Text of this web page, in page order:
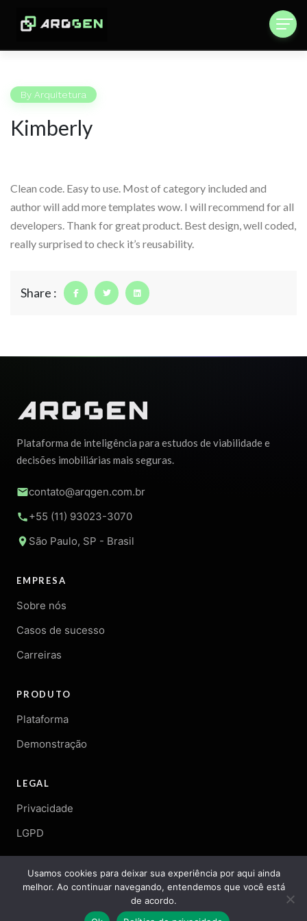
By Arquitetura
Kimberly
Clean code. Easy to use. Most of category included and
author will add more templates wow. I will recommend for all
developers. Thank for great product. Best design, well coded,
really surprised to check it’s reusability.
Share :
Plataforma de inteligência para estudos de viabilidade e
decisões imobiliárias mais seguras.
contato@arqgen.com.br
+55 (11) 93023-3070
São Paulo, SP - Brasil
EMPRESA
Sobre nós
Casos de sucesso
Carreiras
PRODUTO
Plataforma
Demonstração
LEGAL
Privacidade
LGPD
© 2026 Arqgen. Todos os direitos reservados.
Usamos cookies para deixar sua experiência por aqui ainda
melhor. Ao continuar navegando, entendemos que você está
de acordo.